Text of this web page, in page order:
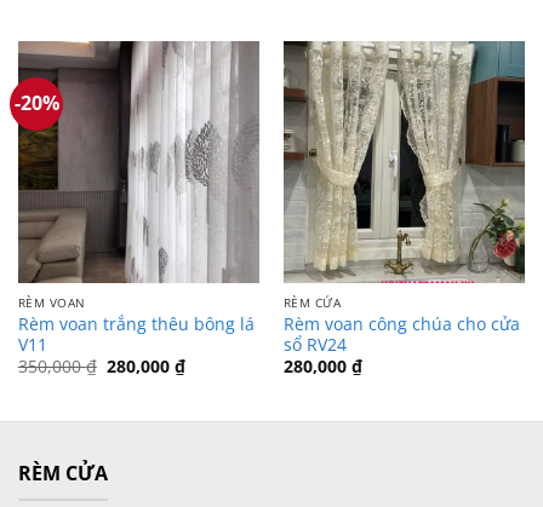
-20%
RÈM VOAN
Rèm voan trắng thêu bông lá
V11
350,000₫ Giá
280,000 ₫Giá
hiện
280,000 ₫.
RÈM CỬA
Rèm voan công chúa cho cửa
sổ RV24
280,000 ₫
RÈM CỬA